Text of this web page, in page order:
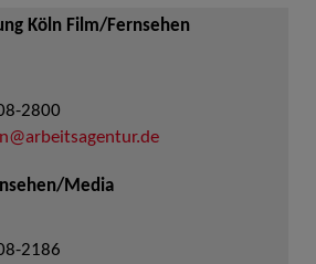
Köln Film/Fernsehen
2800
Media
2186